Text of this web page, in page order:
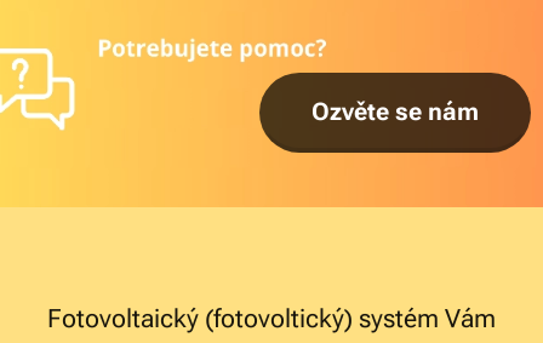
Ozvěte se nám
Fotovoltaický (fotovoltický) systém Vám